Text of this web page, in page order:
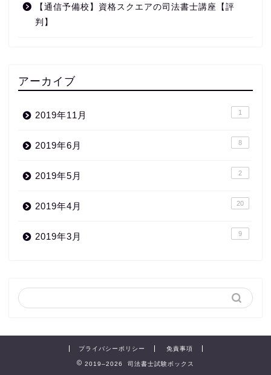
【通信予備校】資格スクエアの司法書士講座【評
判】
アーカイブ
2019年11月 1
2019年6月 8
2019年5月 2
2019年4月 20
2019年3月 9
プライバシーポリシー 免責事項
2019–2026 司法書士試験ボックス